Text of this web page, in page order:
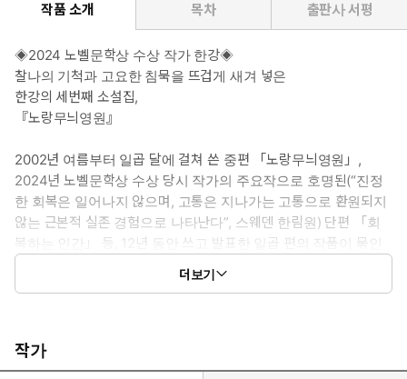
작품 소개 목차 출판사 서평
◈2024 노벨문학상 수상 작가 한강◈
찰나의 기척과 고요한 침묵을 뜨겁게 새겨 넣은
한강의 세번째 소설집,
『노랑무늬영원』
2002년 여름부터 일곱 달에 걸쳐 쓴 중편 「노랑무늬영원」,
2024년 노벨문학상 수상 당시 작가의 주요작으로 호명된(“진정
한 회복은 일어나지 않으며, 고통은 지나가는 고통으로 환원되지
않는 근본적 실존 경험으로 나타난다”, 스웨덴 한림원) 단편 「회
복하는 인간」 등, 12년 동안 쓰고 발표한 일곱 편의 작품이 묶인
한강의 세번째 소설집. 수십 번 계절이 바뀌는 동안 존재의 근원과
세계를 탐문하는 한강의 온 힘과 감각이 고통 속에 혹은 고통이 통
이 씌어졌고 그 자취가 고스란히 담겼다.
“무정하고 무기력한 자세만이 삶에 대해 내가 가진 유일한 방
더보기
작가